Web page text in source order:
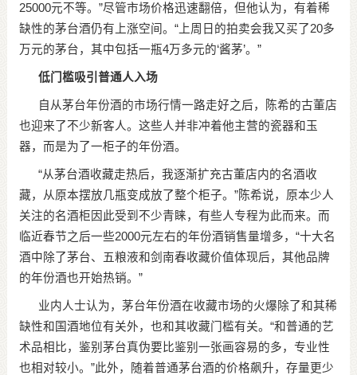
25000元不等。”尽管市场价格迅速翻倍，但他认为，有着稀
缺性的茅台酒仍有上涨空间。“上周日的拍卖会我又买了20多
万元的茅台，其中包括一瓶4万多元的‘酱茅’。”
低门槛吸引普通人入场
自从茅台年份酒的市场行情一路走好之后，陈希的古董店
也迎来了不少新客人。这些人并非冲着他主营的瓷器和玉
器，而是为了一柜子的年份酒。
“从茅台酒收藏走热后，我逐渐扩充古董店内的名酒收
藏，从原本摆放几瓶变成放了整个柜子。”陈希说，原本少人
关注的名酒柜因此受到不少青睐，有些人专程为此而来。而
临近春节之后一些2000元左右的年份酒销售量增多，“十大名
酒中除了茅台、五粮液和剑南春收藏价值体现后，其他品牌
的年份酒也开始热销。”
业内人士认为，茅台年份酒在收藏市场的火爆除了和其稀
缺性和国酒地位有关外，也和其收藏门槛有关。“和普通的艺
术品相比，鉴别茅台真伪要比鉴别一张画容易的多，专业性
也相对较小。”此外，随着普通茅台酒的价格飙升，存量更少